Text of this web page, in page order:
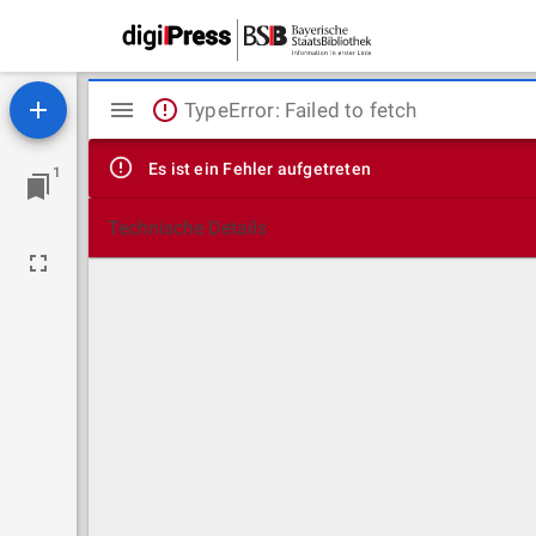
1
Mirador
Viewer
TypeError: Failed to fetch
Es ist ein Fehler aufgetreten
Technische Details